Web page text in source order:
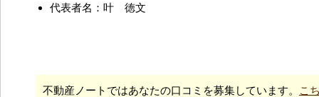
代表者名：叶 徳文
不動産ノートではあなたの口コミを募集しています。
こ